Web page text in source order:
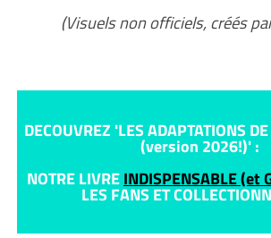
(Visuels non officiels, créés
DECOUVREZ 'LES ADAPTATIONS
(version 2026!)' :
NOTRE LIVREINDISPENSABLE (et
LES FANS ET